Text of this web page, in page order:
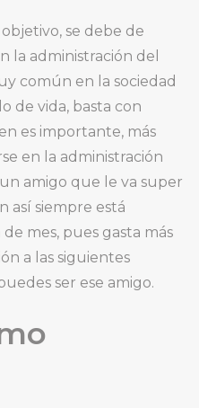
se debe de
la administración del
común en la sociedad
de vida, basta con
es importante, más
en la administración
amigo que le va super
así siempre está
mes, pues gasta más
a las siguientes
ser ese amigo.